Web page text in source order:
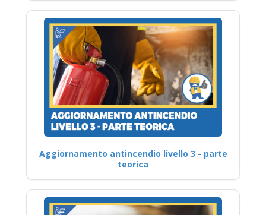
Aggiornamento antincendio livello 3 - parte
teorica